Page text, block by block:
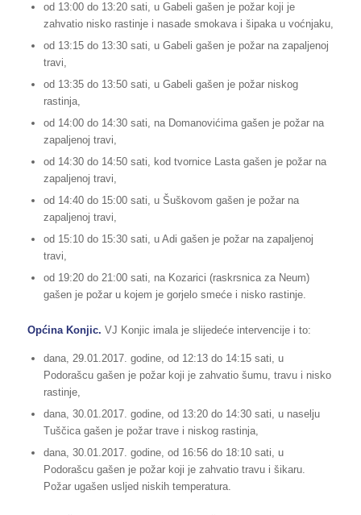
od 13:00 do 13:20 sati, u Gabeli gašen je požar koji je
zahvatio nisko rastinje i nasade smokava i šipaka u voćnjaku,
od 13:15 do 13:30 sati, u Gabeli gašen je požar na zapaljenoj
travi,
od 13:35 do 13:50 sati, u Gabeli gašen je požar niskog
rastinja,
od 14:00 do 14:30 sati, na Domanovićima gašen je požar na
zapaljenoj travi,
od 14:30 do 14:50 sati, kod tvornice Lasta gašen je požar na
zapaljenoj travi,
od 14:40 do 15:00 sati, u Šuškovom gašen je požar na
zapaljenoj travi,
od 15:10 do 15:30 sati, u Adi gašen je požar na zapaljenoj
travi,
od 19:20 do 21:00 sati, na Kozarici (raskrsnica za Neum)
gašen je požar u kojem je gorjelo smeće i nisko rastinje.
Općina Konjic. VJ Konjic imala je slijedeće intervencije i to:
dana, 29.01.2017. godine, od 12:13 do 14:15 sati, u
Podorašcu gašen je požar koji je zahvatio šumu, travu i nisko
rastinje,
dana, 30.01.2017. godine, od 13:20 do 14:30 sati, u naselju
Tuščica gašen je požar trave i niskog rastinja,
dana, 30.01.2017. godine, od 16:56 do 18:10 sati, u
Podorašcu gašen je požar koji je zahvatio travu i šikaru.
Požar ugašen usljed niskih temperatura.